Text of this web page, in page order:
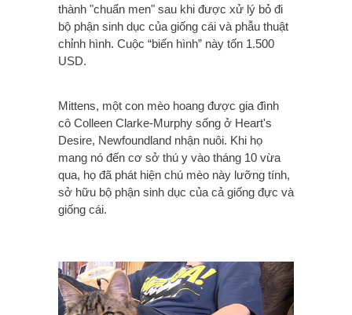
thành "chuẩn men" sau khi được xử lý bỏ đi
bộ phận sinh dục của giống cái và phẫu thuật
chỉnh hình. Cuộc “biến hình” này tốn 1.500
USD.
Mittens, một con mèo hoang được gia đình
cô Colleen Clarke-Murphy sống ở Heart's
Desire, Newfoundland nhận nuôi. Khi họ
mang nó đến cơ sở thú y vào tháng 10 vừa
qua, họ đã phát hiện chú mèo này lưỡng tính,
sở hữu bộ phận sinh dục của cả giống đực và
giống cái.